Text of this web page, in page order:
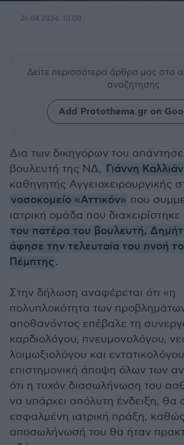
26.04.2024, 10:00
Δείτε περισσότερα άρθρα μας στα
αναζήτησης
Add Protothema.gr on
Δια των δικηγόρων του
βουλευτή της ΝΔ, Γιάννη
καθηγητής Αγγειοχειρουργικής
νοσοκομείο «Αττικόν» που
ιατρική ομάδα που
του πατέρα του βουλευτή,
άφησε την τελευταία του πνοή
Πέμπτης.
Στην δήλωση αναφέρεται ότι «η
πολυπλοκότητα των
αποθανόντος επέβαλε τη
καρδιολόγου, πνευμονολόγου,
λοιμωξιολόγου και
επιστημονική άποψη όλων των
ότι η τυχόν διασωλήνωση του
να υπάρχει απόλυτη ένδειξη, θα
εσφαλμένη ιατρική πράξη,
αποσωλήνωσή του θα ήταν